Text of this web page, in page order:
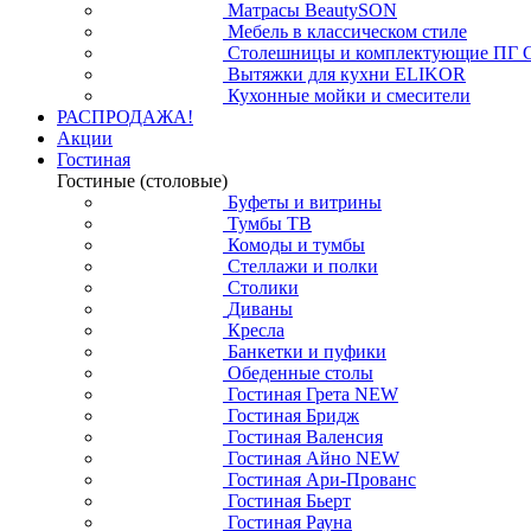
Матрасы BeautySON
Мебель в классическом стиле
Столешницы и комплектующие ПГ
Вытяжки для кухни ELIKOR
Кухонные мойки и смесители
РАСПРОДАЖА!
Акции
Гостиная
Гостиные (столовые)
Буфеты и витрины
Тумбы ТВ
Комоды и тумбы
Стеллажи и полки
Столики
Диваны
Кресла
Банкетки и пуфики
Обеденные столы
Гостиная Грета NEW
Гостиная Бридж
Гостиная Валенсия
Гостиная Айно NEW
Гостиная Ари-Прованс
Гостиная Бьерт
Гостиная Рауна